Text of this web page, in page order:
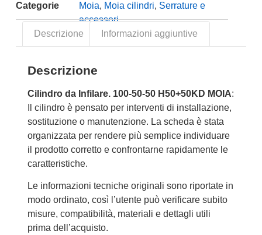
Categorie
Moia, Moia cilindri, Serrature e
accessori
Descrizione
Informazioni aggiuntive
Descrizione
Cilindro da Infilare. 100-50-50 H50+50KD MOIA:
Il cilindro è pensato per interventi di installazione,
sostituzione o manutenzione. La scheda è stata
organizzata per rendere più semplice individuare
il prodotto corretto e confrontarne rapidamente le
caratteristiche.
Le informazioni tecniche originali sono riportate in
modo ordinato, così l’utente può verificare subito
misure, compatibilità, materiali e dettagli utili
prima dell’acquisto.